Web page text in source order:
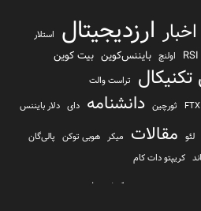
اخبار ارزدیجیتال
استلار
اولنچ بایننس‌کوین بیت کوین
تراست والت
ثورچین دانشنامه دای دلار بایننس
لئو مقالات میکر هوبی توکن پالی‌گان
کریپتو دات کام
کیف پول